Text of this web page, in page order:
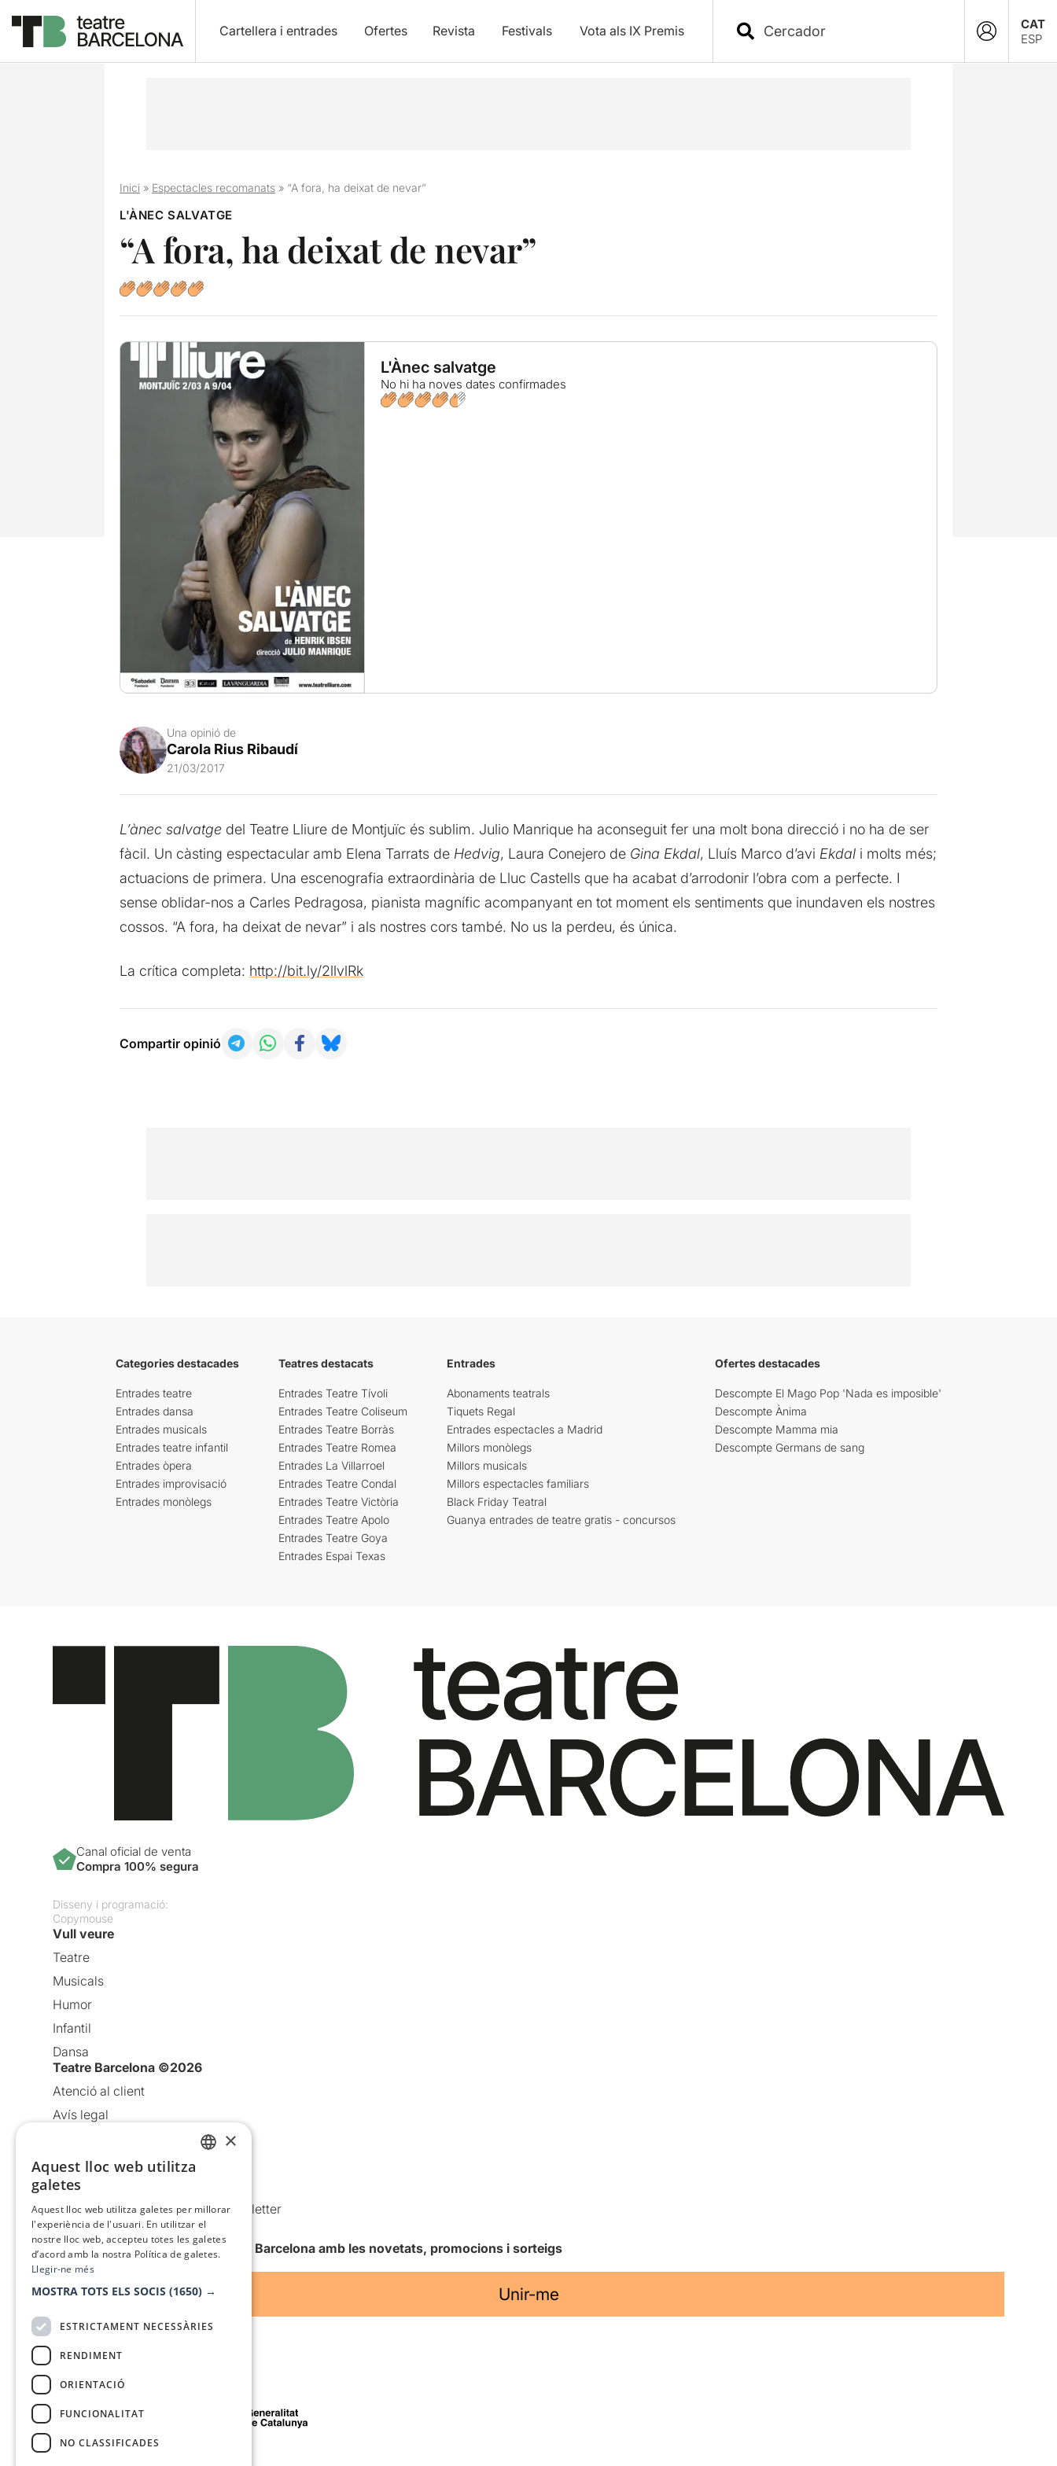
Cartellera i entrades Ofertes Revista Festivals Vota als IX Premis
CAT
ESP
Inici» Espectacles recomanats» “A fora, ha deixat de nevar”
L'ÀNEC SALVATGE
“A fora, ha deixat de nevar”
L'Ànec salvatge
No hi ha noves dates confirmades
Una opinió de
Carola Rius Ribaudí
21/03/2017
L’ànec salvatge del Teatre Lliure de Montjuïc és sublim. Julio Manrique ha aconseguit fer una molt bona direcció i no ha de ser
fàcil. Un càsting espectacular amb Elena Tarrats de Hedvig, Laura Conejero de Gina Ekdal, Lluís Marco d’avi Ekdali molts més;
actuacions de primera. Una escenografia extraordinària de Lluc Castells que ha acabat d’arrodonir l’obra com a perfecte. I
sense oblidar-nos a Carles Pedragosa, pianista magnífic acompanyant en tot moment els sentiments que inundaven els nostres
cossos. “A fora, ha deixat de nevar” i als nostres cors també. No us la perdeu, és única.
La crítica completa: http://bit.ly/2llvlRk
Compartir opinió
Categories destacades
Entrades teatre
Entrades dansa
Entrades musicals
Entrades teatre infantil
Entrades òpera
Entrades improvisació
Entrades monòlegs
Teatres destacats
Entrades Teatre Tívoli
Entrades Teatre Coliseum
Entrades Teatre Borràs
Entrades Teatre Romea
Entrades La Villarroel
Entrades Teatre Condal
Entrades Teatre Victòria
Entrades Teatre Apolo
Entrades Teatre Goya
Entrades Espai Texas
Entrades
Abonaments teatrals
Tiquets Regal
Entrades espectacles a Madrid
Millors monòlegs
Millors musicals
Millors espectacles familiars
Black Friday Teatral
Guanya entrades de teatre gratis - concursos
Ofertes destacades
Descompte El Mago Pop 'Nada es imposible'
Descompte Ànima
Descompte Mamma mia
Descompte Germans de sang
Canal oficial de venta
Compra 100% segura
Disseny i programació:
Copymouse
Vull veure
Teatre
Musicals
Humor
Infantil
Dansa
Teatre Barcelona ©2026
Atenció al client
Avís legal
Política de cookies
Condicions d’ús
Comunicacions comercials i Newsletter
Anuncia’t
Vull rebre la newsletter de Teatre Barcelona amb les novetats, promocions i sorteigs
Unir-me
Amb el suport de
×
Aquest lloc web utilitza
galetes
Aquest lloc web utilitza galetes per millorar
l'experiència de l'usuari. En utilitzar el
nostre lloc web, accepteu totes les galetes
d’acord amb la nostra Política de galetes.
Llegir-ne més
MOSTRA TOTS ELS SOCIS (1650) →
ESTRICTAMENT NECESSÀRIES
RENDIMENT
ORIENTACIÓ
FUNCIONALITAT
NO CLASSIFICADES